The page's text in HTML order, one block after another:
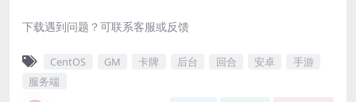
下载遇到问题？可联系客服或反馈
CentOS GM 卡牌 后台 回合 安卓
手游
服务端